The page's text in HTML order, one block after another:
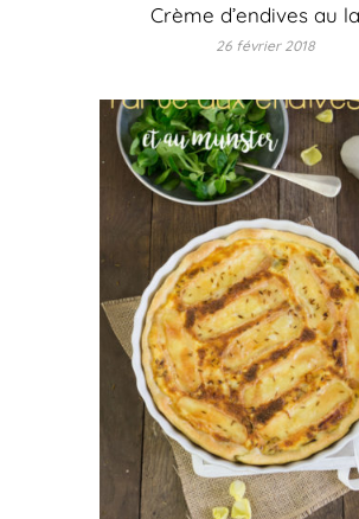
Crème d’endives au
26 février 2018